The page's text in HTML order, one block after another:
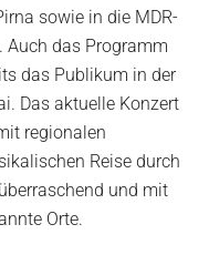
sowie in die MDR-
Auch das Programm
das Publikum in der
Das aktuelle Konzert
regionalen
Reise durch
und mit
Orte.